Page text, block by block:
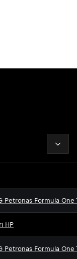
Petronas Formula One
HP
Petronas Formula One